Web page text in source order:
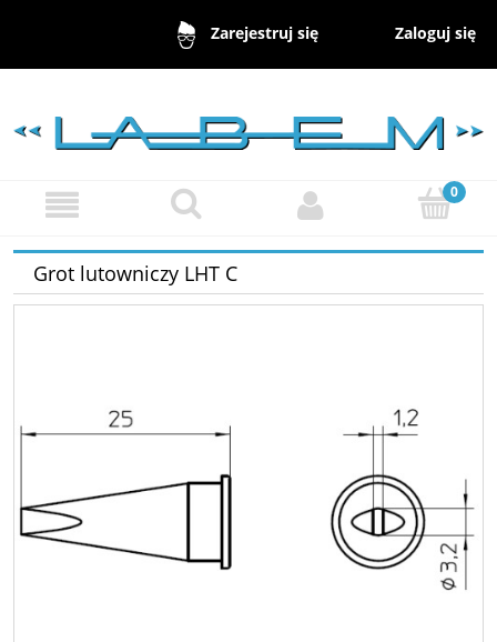
Zarejestruj się Zaloguj się
Grot lutowniczy LHT C